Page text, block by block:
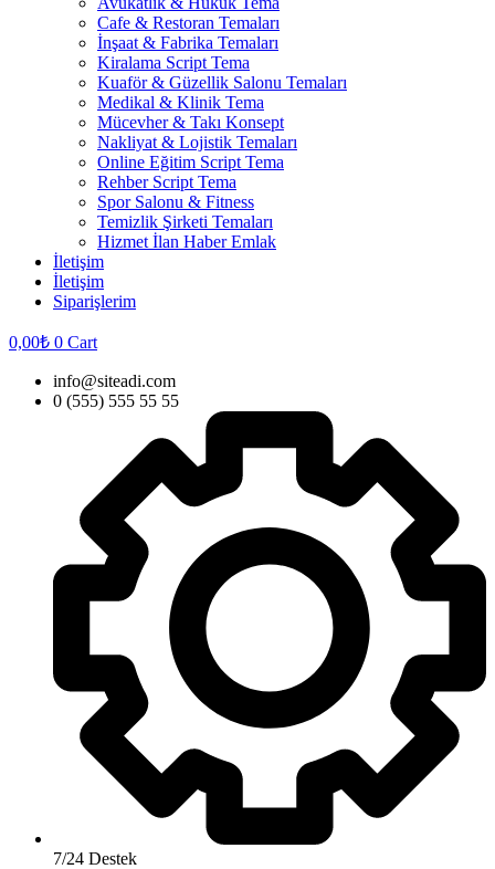
Cafe & Restoran Temaları
İnşaat & Fabrika Temaları
Kiralama Script Tema
Kuaför & Güzellik Salonu Temaları
Medikal & Klinik Tema
Mücevher & Takı Konsept
Nakliyat & Lojistik Temaları
Online Eğitim Script Tema
Rehber Script Tema
Spor Salonu & Fitness
Temizlik Şirketi Temaları
Hizmet İlan Haber Emlak
İletişim
İletişim
Siparişlerim
0,00₺ 0 Cart
info@siteadi.com
0 (555) 555 55 55
7/24 Destek